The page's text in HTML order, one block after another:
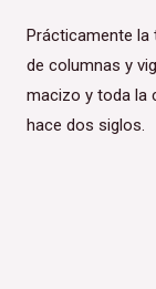
Prácticamente
de columnas y
macizo y toda la
hace dos siglos.